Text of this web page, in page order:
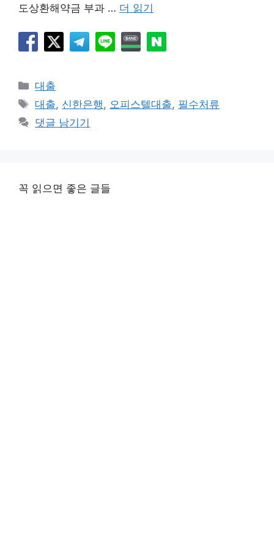
도상환해약금 부과 … 더 읽기
카
테
고
리
대출
태
그
대출, 신한은행 , 오피스텔대출, 필수처류
댓글 남기기
꼭 읽으면 좋은 글들